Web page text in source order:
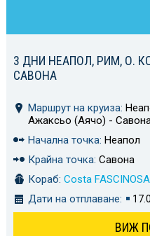
3 ДНИ НЕАПОЛ, РИМ, О.
САВОНА
Маршрут на круиза:
Ажаксьо (Аячо) -
Начална точка: Неапол
Крайна точка: Савона
Кораб: Costa FASCINOSA
Дати на отплаване:
ВИЖ